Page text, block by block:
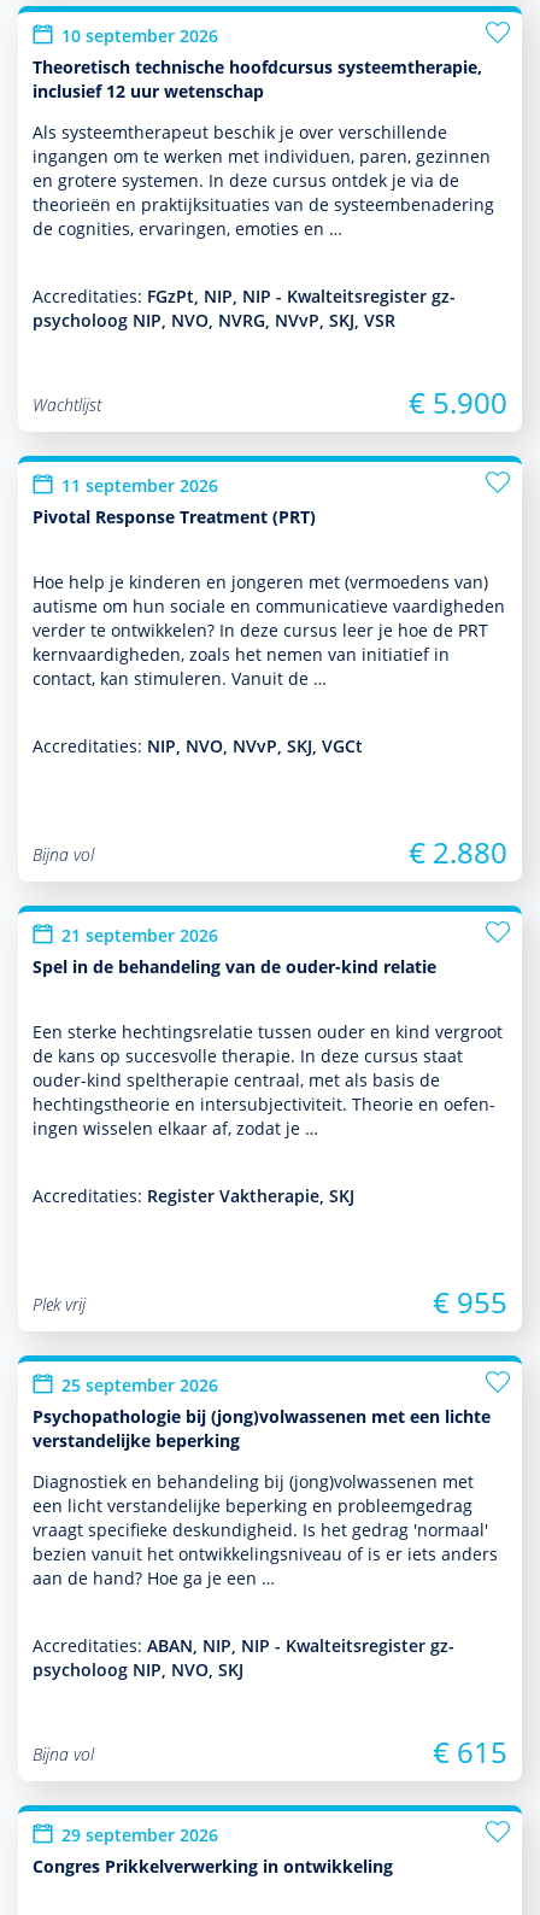
10 september 2026
Theoretisch technische hoofdcursus systeemtherapie,
inclusief 12 uur wetenschap
Als systeem­thera­peut beschik je over ver­schil­lende
ingangen om te werken met individuen, paren, gezin­nen
en grotere systemen. In deze cursus ontdek je via de
theorieën en prak­tijksituaties van de systeembenade­ring
de cognities, ervaringen, emoties en …
Accreditaties: FGzPt, NIP, NIP - Kwalteitsregister gz-
psycholoog NIP, NVO, NVRG, NVvP, SKJ, VSR
Wachtlijst € 5.900
11 september 2026
Pivotal Response Treatment (PRT)
Hoe help je kin­de­ren en jongeren met (vermoedens van)
autisme om hun sociale en com­muni­ca­tieve vaar­dig­heden
verder te ontwik­kelen? In deze cursus leer je hoe de PRT
kernvaar­dig­heden, zoals het nemen van initiatief in
contact, kan stimuleren. Vanuit de …
Accreditaties: NIP, NVO, NVvP, SKJ, VGCt
Bijna vol € 2.880
21 september 2026
Spel in de behandeling van de ouder-kind relatie
Een sterke hechtingsrelatie tussen ouder en kind vergroot
de kans op succesvolle thera­pie. In deze cursus staat
ouder-kind spelthera­pie centraal, met als basis de
hechtingstheorie en intersubjectiviteit. Theorie en oefen­
ingen wisselen elkaar af, zodat je …
Accreditaties: Register Vaktherapie, SKJ
Plek vrij € 955
25 september 2026
Psychopathologie bij (jong)volwassenen met een lichte
verstandelijke beperking
Diagnostiek en behan­del­ing bij (jong)vol­was­senen met
een licht ver­stande­lijke beper­king en probleemgedrag
vraagt speci­fieke des­kun­dig­heid. Is het gedrag 'normaal'
bezien vanuit het ont­wikke­lingsniveau of is er iets anders
aan de hand? Hoe ga je een …
Accreditaties: ABAN, NIP, NIP - Kwalteitsregister gz-
psycholoog NIP, NVO, SKJ
Bijna vol € 615
29 september 2026
Congres Prikkelverwerking in ontwikkeling